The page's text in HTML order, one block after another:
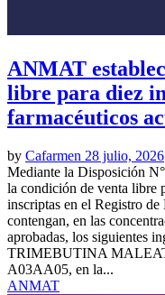
ANMAT
libre para diez
farmacéuticos
by Cafarmen 28 julio, 2026
Mediante la Disposición
la condición de venta libre
inscriptas en el Registro
contengan, en las
aprobadas, los siguientes
TRIMEBUTINA
A03AA05, en la...
ANMAT